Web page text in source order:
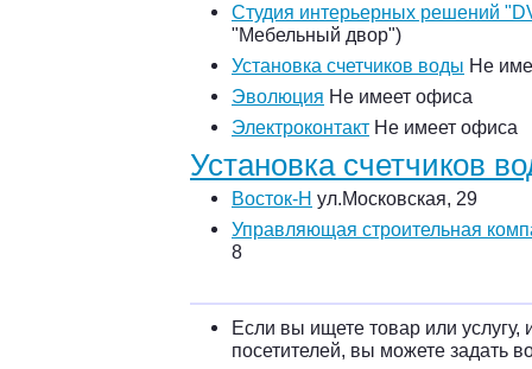
Студия интерьерных решений
"Мебельный двор")
Установка счетчиков воды Не
Эволюция Не имеет офиса
Электроконтакт Не имеет офиса
Установка счетчиков
Восток-Н ул.Московская, 29
Управляющая строительная
8
Если вы ищете товар или услугу,
посетителей, вы можете задать